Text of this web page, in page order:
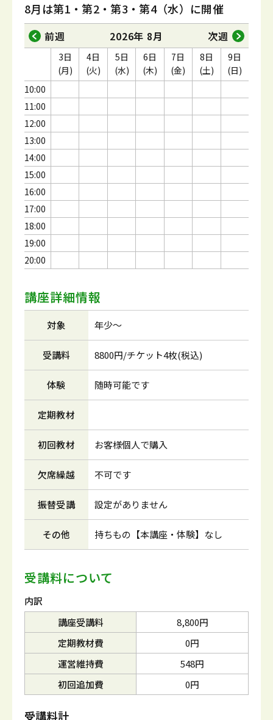
8月は第1・第2・第3・第4（水）に開催
前週 2026年 8月 次週
10:00
11:00
12:00
13:00
14:00
15:00
16:00
17:00
18:00
19:00
20:00
3日
(月)
4日
(火)
5日
(水)
6日
(木)
7日
(金)
8日
(土)
9日
(日)
講座詳細情報
対象 年少～
受講料 8800円/チケット4枚(税込)
体験 随時可能です
定期教材
初回教材 お客様個人で購入
欠席繰越 不可です
振替受講 設定がありません
その他 持ちもの【本講座・体験】なし
受講料について
内訳
講座受講料
8,800円
定期教材費
0円
運営維持費
548円
初回追加費
0円
受講料計